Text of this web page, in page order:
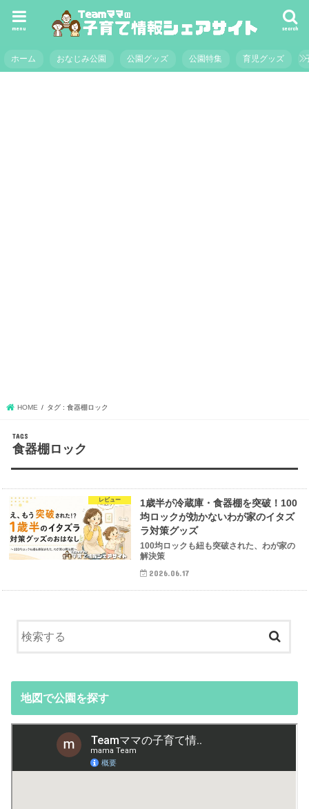
search
menu
ホーム おなじみ公園 公園グッズ 公園特集 育児グッズ
HOME タグ : 食器棚ロック
食器棚ロック
レビュー
1歳半が冷蔵庫・食器棚を突破！100
均ロックが効かないわが家のイタズ
ラ対策グッズ
100均ロックも紐も突破された、わが家の
解決策
2026.06.17
地図で公園を探す